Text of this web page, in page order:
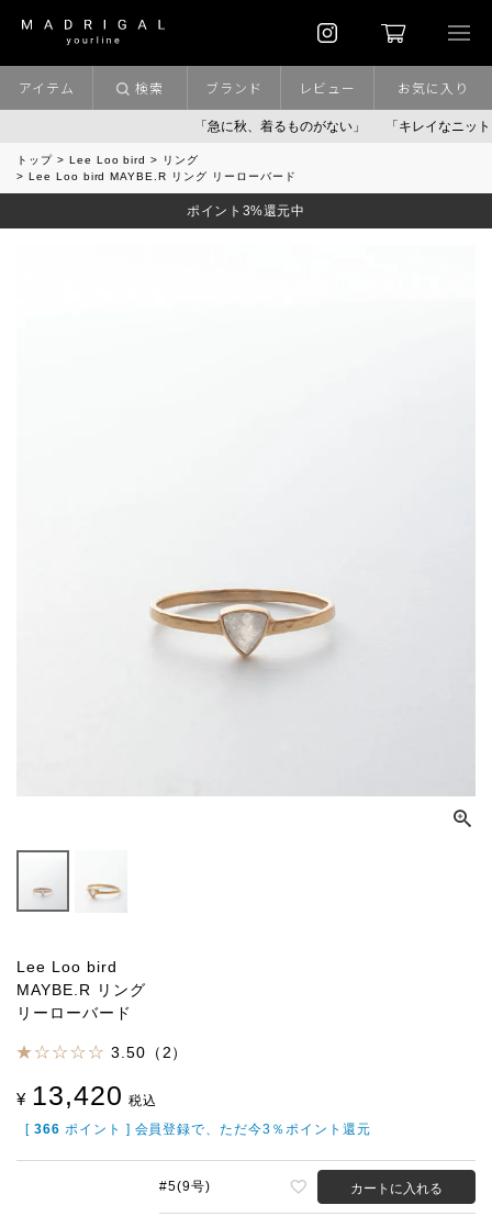
「急に秋、着るものがない」 「キレイなニット」 ポ
アイテム 検索 ブランド レビュー お気に入り
トップ Lee Loo bird
リング
Lee Loo bird MAYBE.R リング リーローバード
ポイント3%還元中
Lee Loo bird
MAYBE.R リング
リーローバード
3.50（2）
¥ 13,420 税込
[ 366 ポイント ] 会員登録で、ただ今3％ポイント還元
#5(9号) カートに入れる